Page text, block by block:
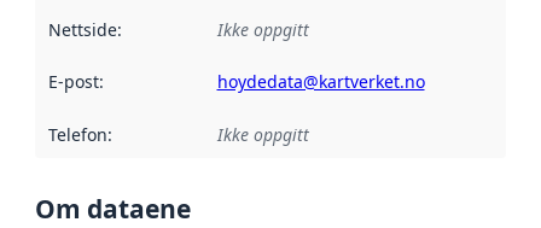
Nettside: Ikke oppgitt
E-post: hoydedata@kartverket.no
Telefon: Ikke oppgitt
Om dataene